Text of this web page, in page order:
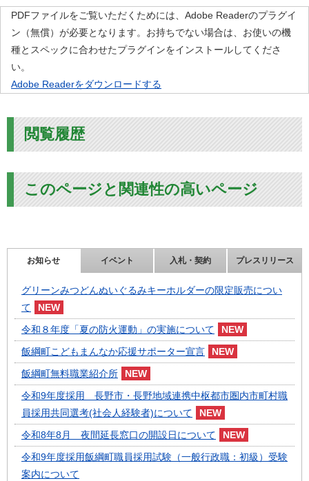
PDFファイルをご覧いただくためには、Adobe Readerのプラグイ
ン（無償）が必要となります。お持ちでない場合は、お使いの機
種とスペックに合わせたプラグインをインストールしてくださ
い。
Adobe Readerをダウンロードする
閲覧履歴
このページと関連性の高いページ
お知らせ イベント 入札・契約 プレスリリース
グリーンみつどんぬいぐるみキーホルダーの限定販売につい
て
令和８年度「夏の防火運動」の実施について
飯綱町こどもまんなか応援サポーター宣言
飯綱町無料職業紹介所
令和9年度採用 長野市・長野地域連携中枢都市圏内市町村職
員採用共同選考(社会人経験者)について
令和8年8月 夜間延長窓口の開設日について
令和9年度採用飯綱町職員採用試験（一般行政職：初級）受験
案内について